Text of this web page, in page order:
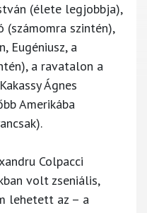
(élete legjobbja),
(számomra szintén),
Eugéniusz, a
a ravatalon a
Ágnes
Amerikába
Colpacci
volt zseniális,
lehetett az – a